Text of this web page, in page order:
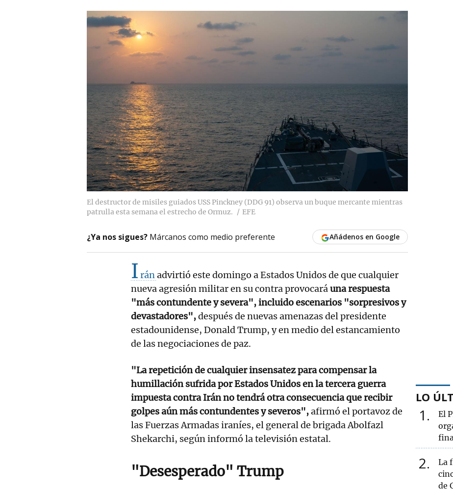
El destructor de misiles guiados USS Pinckney (DDG 91) observa un buque mercante mientras
patrulla esta semana el estrecho de Ormuz.
EFE
¿Ya nos sigues? Márcanos como medio preferente Añádenos en Google
I ránadvirtió este domingo a Estados Unidos de que cualquier
nueva agresión militar en su contra provocaráuna respuesta
"más contundente y severa", incluido escenarios "sorpresivos y
devastadores",después de nuevas amenazas del presidente
estadounidense, Donald Trump, y en medio del estancamiento
de las negociaciones de paz.
"La repetición de cualquier insensatez para compensar la
humillación sufrida por Estados Unidos en la tercera guerra
impuesta contra Irán no tendrá otra consecuencia que recibir
golpes aún más contundentes y severos",afirmó el portavoz de
las Fuerzas Armadas iraníes, el general de brigada Abolfazl
Shekarchi, según informó la televisión estatal.
"Desesperado" Trump
LO
1
El
2
La
de